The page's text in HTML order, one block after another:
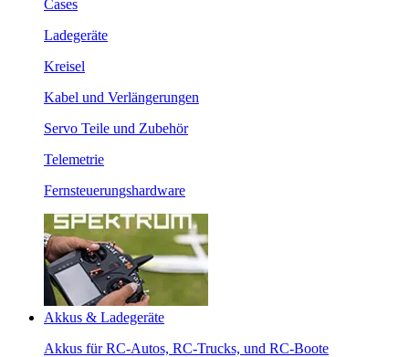
Cases
Ladegeräte
Kreisel
Kabel und Verlängerungen
Servo Teile und Zubehör
Telemetrie
Fernsteuerungshardware
Akkus & Ladegeräte
Akkus für RC-Autos, RC-Trucks, und RC-Boote